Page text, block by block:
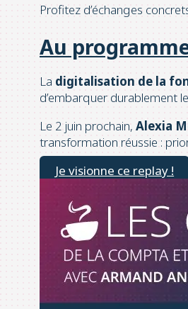
Profitez d’échanges
Au
La digitalisation de la
d’embarquer durablement
Le 2 juin prochain, Alexia
transformation réussie :
Je visionne ce replay !